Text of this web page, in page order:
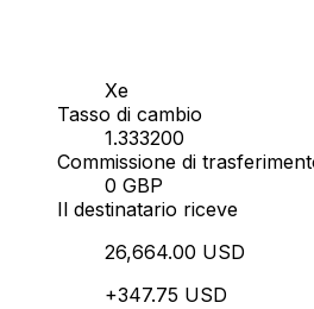
Xe
Tasso di cambio
1.333200
Commissione di
0 GBP
Il destinatario riceve
26,664.00 USD
+347.75 USD